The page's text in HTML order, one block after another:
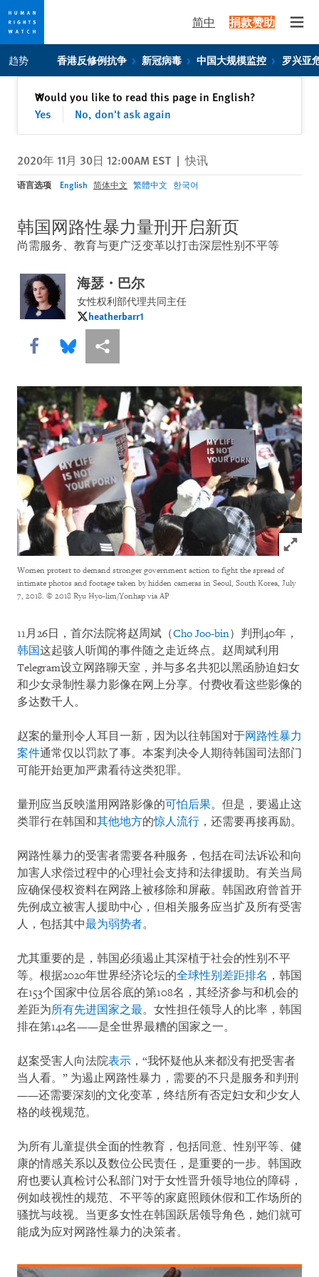
Skip
to
privacy
Skip
to
content
简中 捐款赞助
趋势 香港反修例抗争 新冠病毒 中国大规模监控 罗兴亚
Would you like to read this page in English?
Yes
No, don't ask again
✕关闭
2020年 11月 30日 12:00AM EST | 快讯
语言选项 English 简体中文 繁體中文 한국어
韩国网路性暴力量刑开启新页
尚需服务、教育与更广泛变革以打击深层性别不平等
海瑟・巴尔
女性权利部代理共同主任
heatherbarr1
heatherbarr1
Share this via Facebook
Share this via Bluesky
More sharing options
Click
Women protest to demand stronger government action to fight the spread of
intimate photos and footage taken by hidden cameras in Seoul, South Korea, July
7, 2018. © 2018 Ryu Hyo-lim/Yonhap via AP
11月26日，首尔法院将赵周斌（Cho Joo-bin）判刑40年，
韩国这起骇人听闻的事件随之走近终点。赵周斌利用
Telegram设立网路聊天室，并与多名共犯以黑函胁迫妇女
和少女录制性暴力影像在网上分享。付费收看这些影像的
多达数千人。
赵案的量刑令人耳目一新，因为以往韩国对于网路性暴力
案件通常仅以罚款了事。本案判决令人期待韩国司法部门
可能开始更加严肃看待这类犯罪。
量刑应当反映滥用网路影像的可怕后果。但是，要遏止这
类罪行在韩国和其他地方的惊人流行 ，还需要再接再励。
网路性暴力的受害者需要各种服务，包括在司法诉讼和向
加害人求偿过程中的心理社会支持和法律援助。有关当局
应确保侵权资料在网路上被移除和屏蔽。韩国政府曾首开
先例成立被害人援助中心，但相关服务应当扩及所有受害
人，包括其中最为弱势者。
尤其重要的是，韩国必须遏止其深植于社会的性别不平
等。根据2020年世界经济论坛的全球性别差距排名 ，韩国
在153个国家中位居谷底的第108名，其经济参与和机会的
差距为所有先进国家之最。女性担任领导人的比率，韩国
排在第142名——是全世界最糟的国家之一。
赵案受害人向法院表示 ，“我怀疑他从来都没有把受害者
当人看。” 为遏止网路性暴力，需要的不只是服务和判刑
——还需要深刻的文化变革，终结所有否定妇女和少女人
格的歧视规范。
为所有儿童提供全面的性教育，包括同意、性别平等、健
康的情感关系以及数位公民责任，是重要的一步。韩国政
府也要认真检讨公私部门对于女性晋升领导地位的障碍，
例如歧视性的规范、不平等的家庭照顾休假和工作场所的
骚扰与歧视。当更多女性在韩国跃居领导角色，她们就可
能成为应对网路性暴力的决策者。